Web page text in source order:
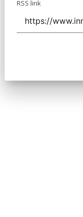
RSS link